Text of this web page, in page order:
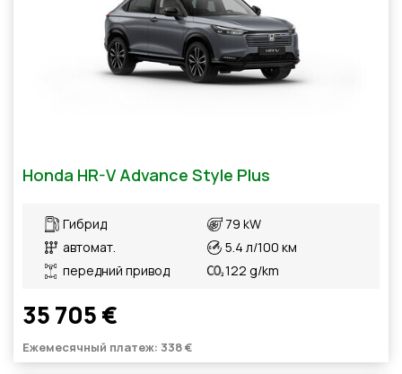
Honda HR-V Advance Style Plus
Гибрид
автомат.
передний привод
79 kW
5.4 л/100 км
122 g/km
35 705 €
Ежемесячный платеж: 338 €